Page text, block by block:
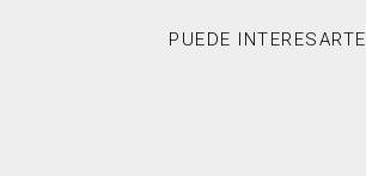
PUEDE INTERESARTE